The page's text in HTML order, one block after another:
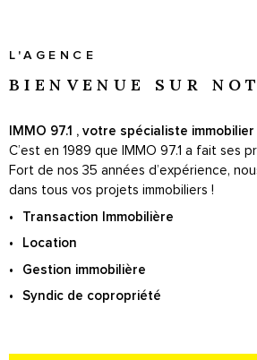
L'AGENCE
BIENVENUE SUR
IMMO 97.1 , votre spécialiste
C’est en 1989 que IMMO 97.1 a fait ses
Fort de nos 35 années d’expérience,
dans tous vos projets immobiliers !
Transaction Immobilière
Location
Gestion immobilière
Syndic de copropriété